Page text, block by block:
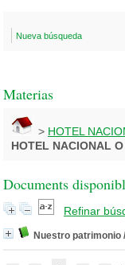
Nueva búsqueda
Materias
> HOTEL
HOTEL NACIONAL
Documents
Refinar
Nuestro patrimonio /